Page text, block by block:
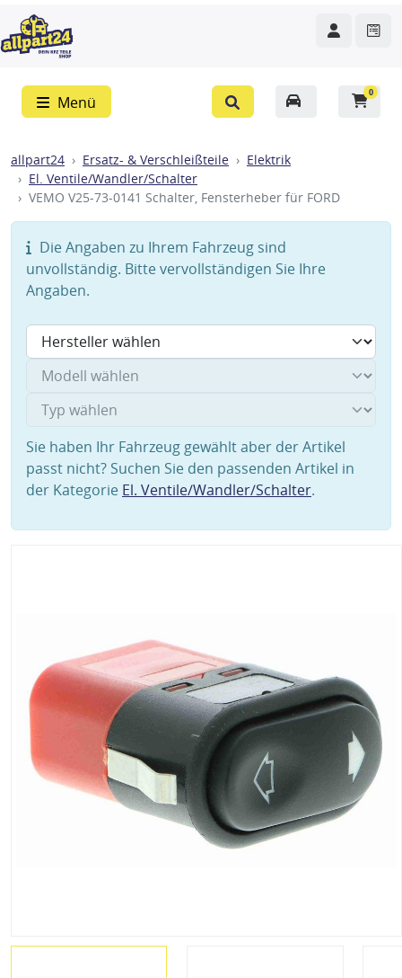
Menü
0
allpart24 Ersatz- & Verschleißteile
Elektrik
El. Ventile/Wandler/Schalter
VEMO V25-73-0141 Schalter, Fensterheber für FORD
Die Angaben zu Ihrem Fahrzeug sind
unvollständig. Bitte vervollständigen Sie Ihre
Angaben.
Sie haben Ihr Fahrzeug gewählt aber der Artikel
passt nicht? Suchen Sie den passenden Artikel in
der Kategorie El. Ventile/Wandler/Schalter.